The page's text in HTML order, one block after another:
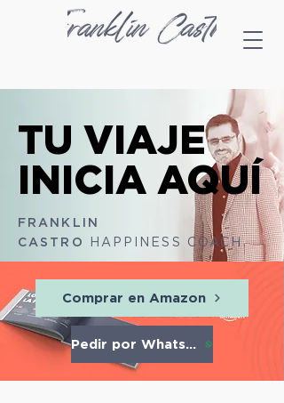
TU VIAJE
INICIA AQUÍ
TU VIAJE
INICIA AQUÍ
​FRANKLIN
CASTRO
HAPPINESS COACH
Comprar en Amazon
Pedir por Whatsapp